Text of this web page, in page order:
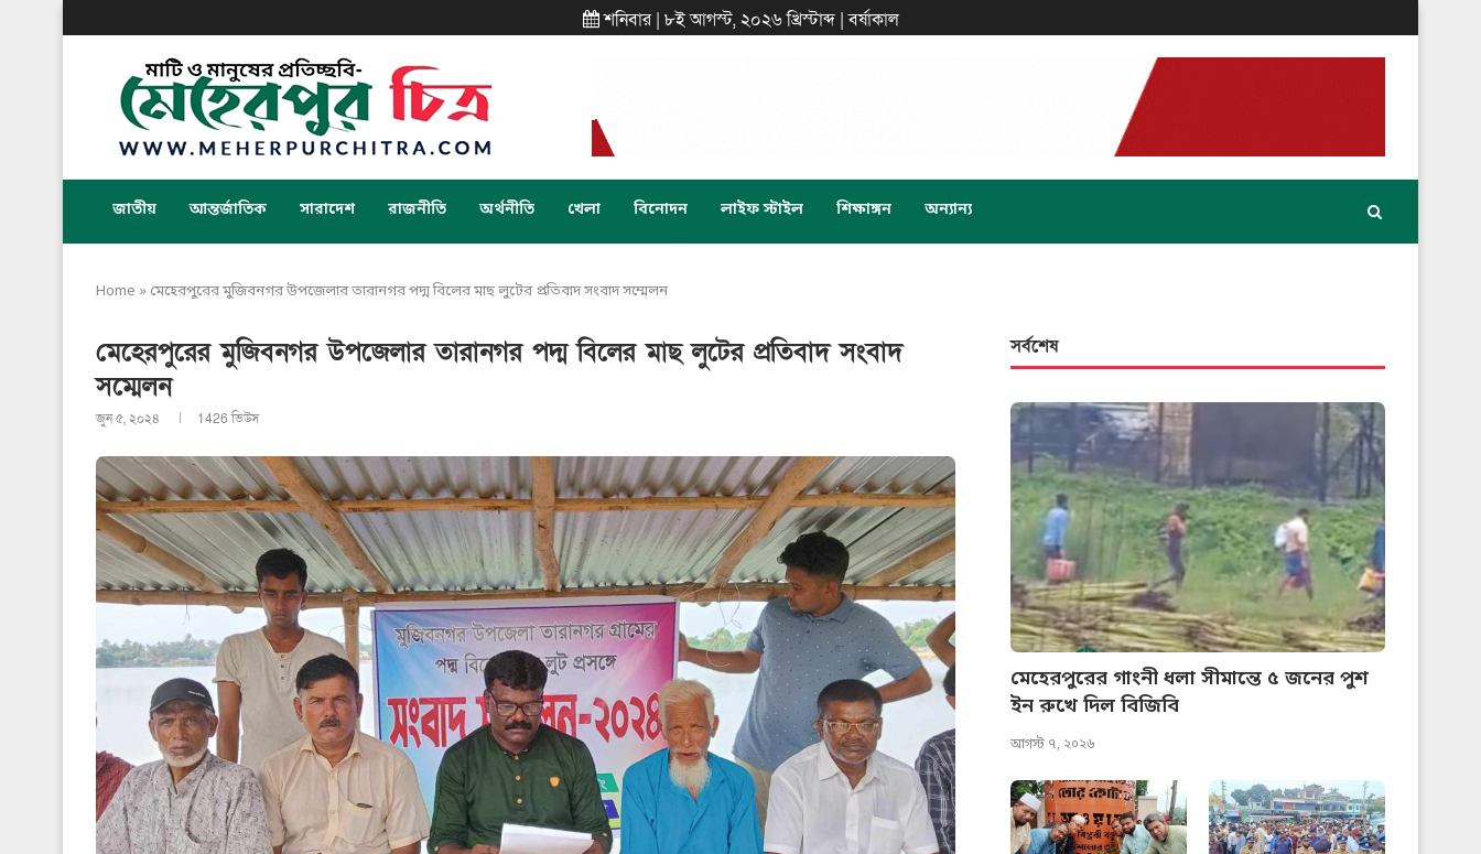
শনিবার | ৮ই আগস্ট, ২০২৬ খ্রিস্টাব্দ | বর্ষাকাল
জাতীয় আন্তর্জাতিক সারাদেশ রাজনীতি অর্থনীতি খেলা বিনোদন লাইফ স্টাইল শিক্ষাঙ্গন অন্যান্য
Home » মেহেরপুরের মুজিবনগর উপজেলার তারানগর পদ্ম বিলের মাছ লুটের প্রতিবাদ সংবাদ সম্মেলন
মেহেরপুরের মুজিবনগর উপজেলার তারানগর পদ্ম বিলের মাছ লুটের প্রতিবাদ সংবাদ
সম্মেলন
জুন ৫, ২০২৪ 1426ভিউস
সর্বশেষ
মেহেরপুরের গাংনী ধলা সীমান্তে ৫ জনের পুশ
ইন রুখে দিল বিজিবি
আগস্ট ৭, ২০২৬